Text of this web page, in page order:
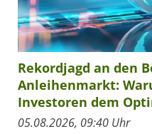
Rekordjagd an den
Anleihenmarkt:
Investoren dem
05.08.2026, 09:40 Uhr